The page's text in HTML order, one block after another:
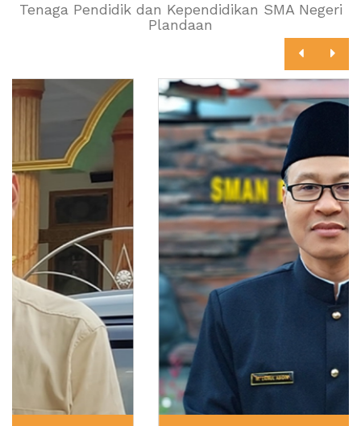
Tenaga Pendidik dan Kependidikan SMA Negeri
Plandaan